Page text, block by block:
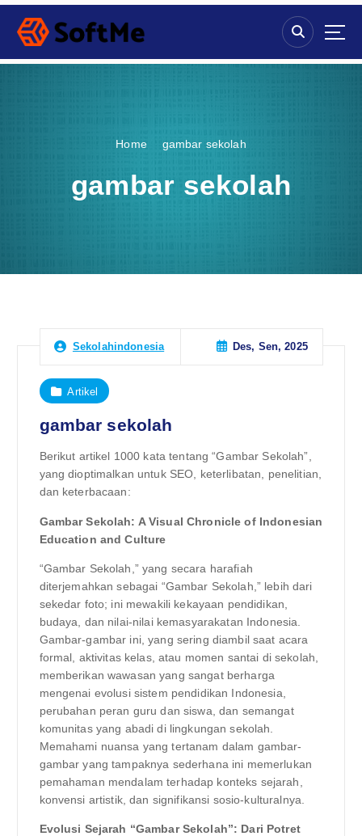
S
p
Home gambar sekolah
gambar sekolah
Sekolahindonesia Des, Sen, 2025
Artikel
gambar sekolah
Berikut artikel 1000 kata tentang “Gambar Sekolah”,
yang dioptimalkan untuk SEO, keterlibatan, penelitian,
dan keterbacaan:
Gambar Sekolah: A Visual Chronicle of Indonesian
Education and Culture
“Gambar Sekolah,” yang secara harafiah
diterjemahkan sebagai “Gambar Sekolah,” lebih dari
sekedar foto; ini mewakili kekayaan pendidikan,
budaya, dan nilai-nilai kemasyarakatan Indonesia.
Gambar-gambar ini, yang sering diambil saat acara
formal, aktivitas kelas, atau momen santai di sekolah,
memberikan wawasan yang sangat berharga
mengenai evolusi sistem pendidikan Indonesia,
perubahan peran guru dan siswa, dan semangat
komunitas yang abadi di lingkungan sekolah.
Memahami nuansa yang tertanam dalam gambar-
gambar yang tampaknya sederhana ini memerlukan
pemahaman mendalam terhadap konteks sejarah,
konvensi artistik, dan signifikansi sosio-kulturalnya.
Evolusi Sejarah “Gambar Sekolah”: Dari Potret